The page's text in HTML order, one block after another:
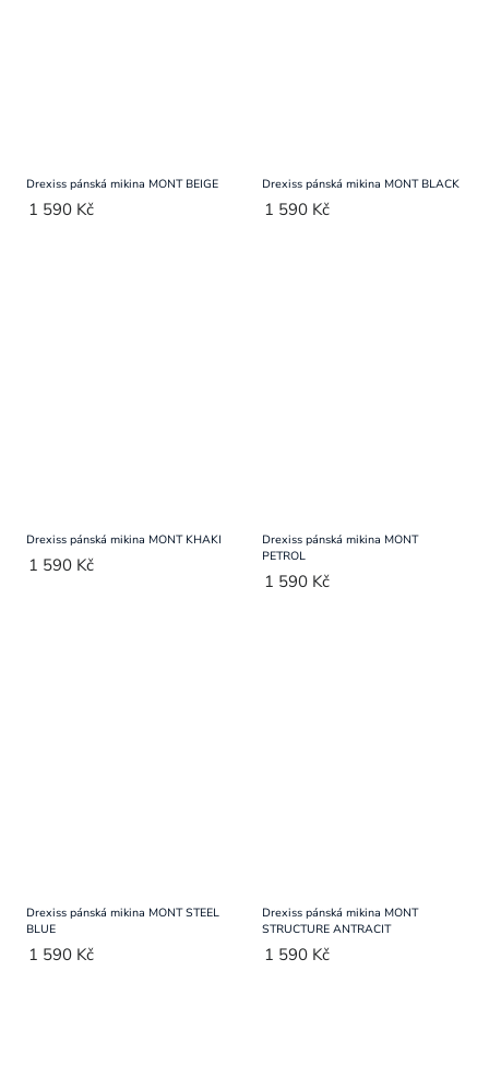
Drexiss pánská mikina MONT BEIGE
1 590 Kč
Drexiss pánská mikina MONT BLACK
1 590 Kč
Drexiss pánská mikina MONT KHAKI
1 590 Kč
Drexiss pánská mikina MONT
PETROL
1 590 Kč
Drexiss pánská mikina MONT STEEL
BLUE
1 590 Kč
Drexiss pánská mikina MONT
STRUCTURE ANTRACIT
1 590 Kč